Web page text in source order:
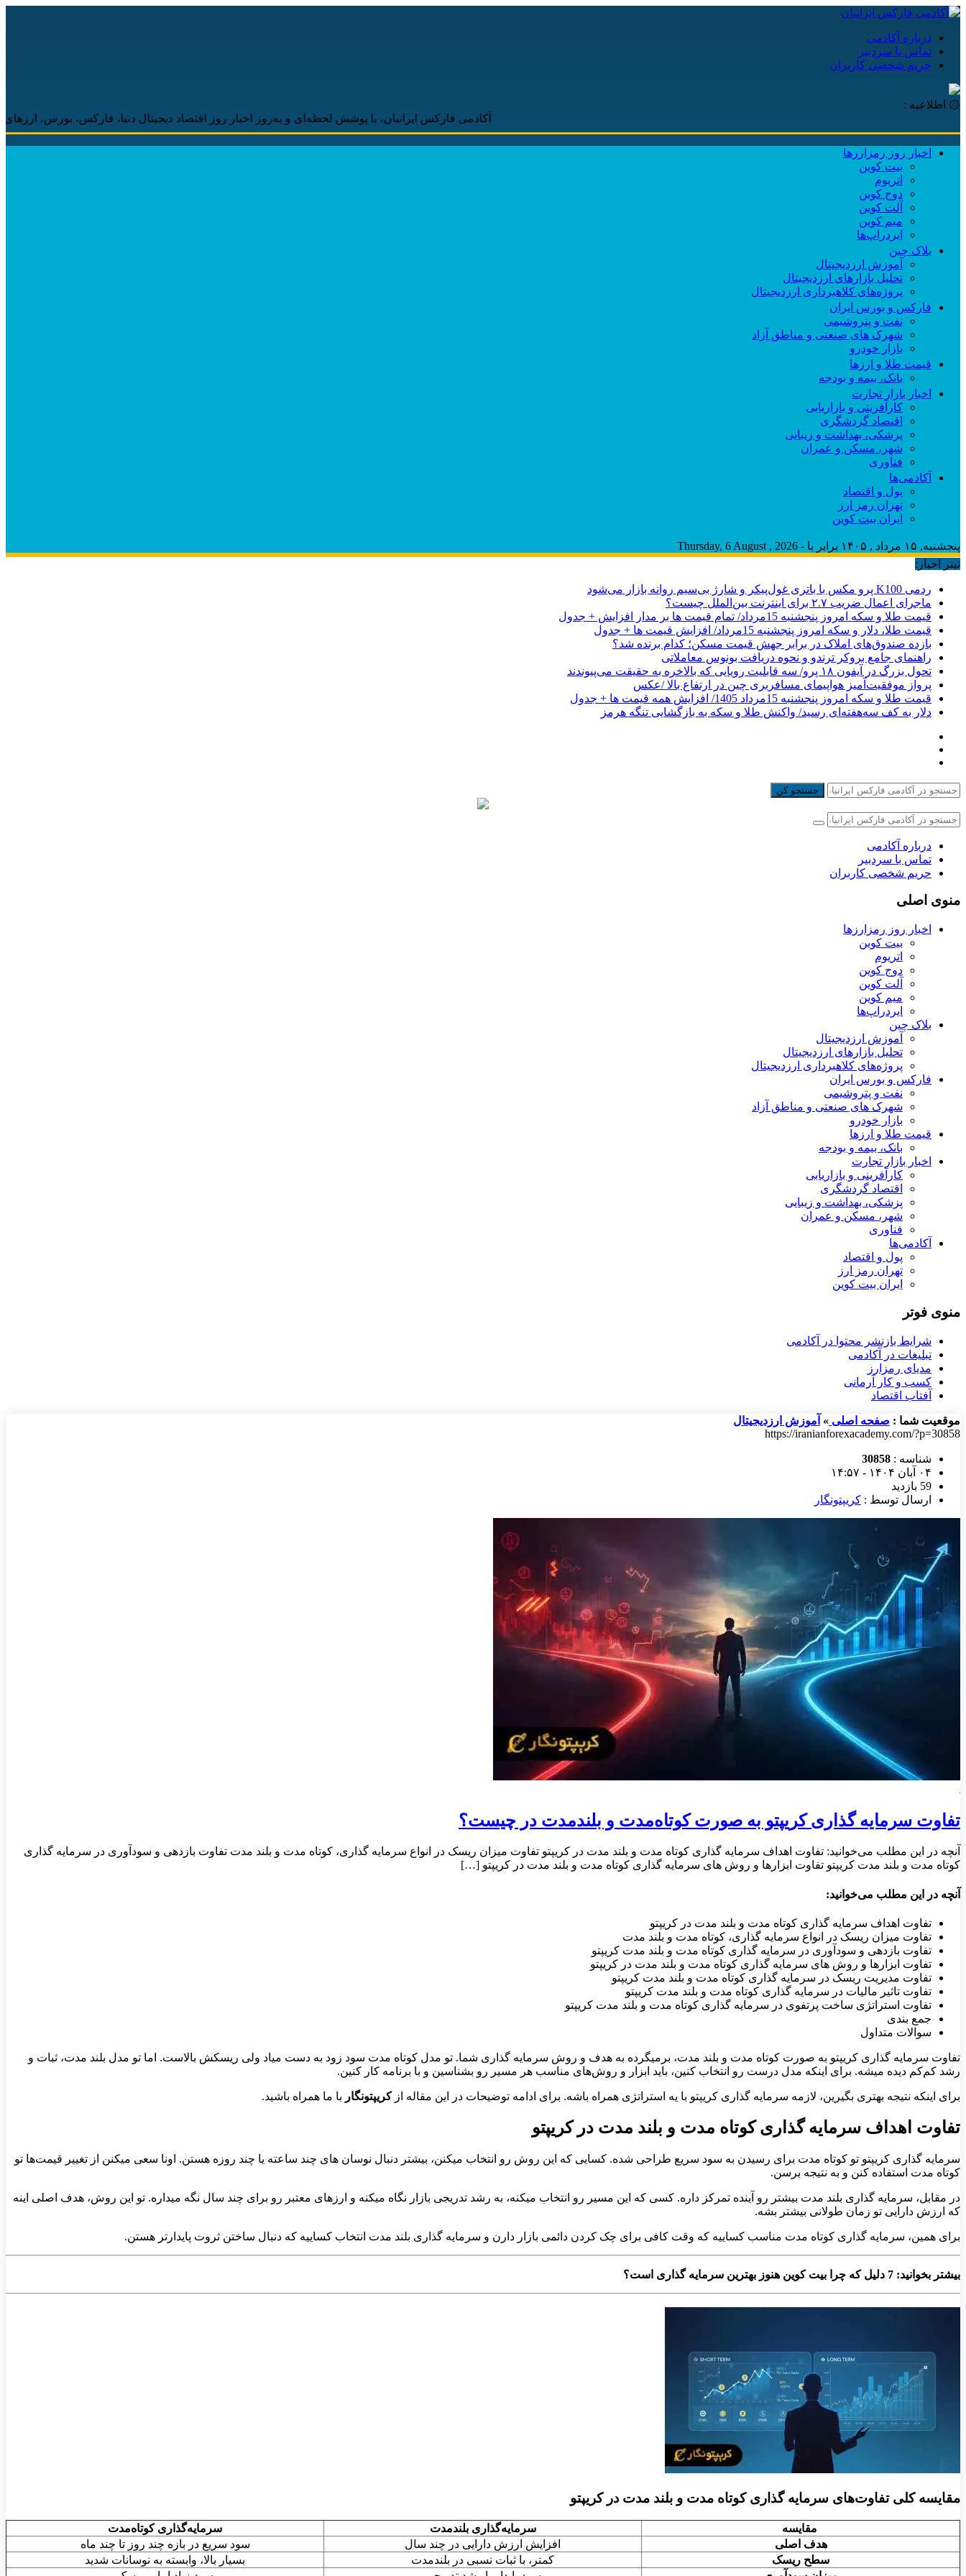
درباره آکادمی
تماس با سردبیر
حریم شخصی کاربران
۞ اطلاعیه :
آکادمی فارکس ایرانیان، با پوشش لحظه‌ای و به‌روز اخبار روز اقتصاد دیجیتال دنیا، فارکس، بورس، ارزهای دیجیتال
اخبار روز رمزارزها
بیت کوین
اتریوم
دوج کوین
آلت کوین
میم کوین‌
ایردراپ‌ها
بلاک چین
آموزش ارزدیجیتال
تحلیل بازارهای ارزدیجیتال
پروژه‌های کلاهبرداری ارزدیجیتال
فارکس و بورس ایران
نفت و پتروشیمی
شهرک های صنعتی و مناطق آزاد
بازار خودرو
قیمت طلا و ارزها
بانک، بیمه و بودجه
اخبار بازار تجارت
کارآفرینی و بازاریابی
اقتصاد گردشگری
پزشکی، بهداشت و زیبایی
شهر، مسکن و عمران
فناوری
آکادمی‌ها
پول و اقتصاد
تهران رمز ارز
ایران بیت کوین
پنجشنبه, ۱۵ مرداد , ۱۴۰۵ برابر با - Thursday, 6 August , 2026
تیتر اخبار:
ردمی K100 پرو مکس با باتری غول‌پیکر و شارژ بی‌سیم روانه بازار می‌شود
ماجرای اعمال ضریب ۲.۷ برای اینترنت بین‌الملل چیست؟
قیمت طلا و سکه امروز پنجشنبه 15مرداد/ تمام قیمت ها بر مدار افزایش + جدول
قیمت طلا، دلار و سکه امروز پنجشنبه 15مرداد/ افزایش قیمت ها + جدول
بازده صندوق‌های املاک در برابر جهش قیمت مسکن؛ کدام برنده شد؟
راهنمای جامع بروکر ترندو و نحوه دریافت بونوس معاملاتی
تحول بزرگ در آیفون ۱۸ پرو/ سه قابلیت رویایی که بالاخره به حقیقت می‌پیوندند
پرواز موفقیت‌آمیز هواپیمای مسافربری چین در ارتفاع بالا /عکس
قیمت طلا و سکه امروز پنجشنبه 15مرداد 1405/ افزایش همه قیمت ها + جدول
دلار به کف سه‌هفته‌ای رسید/ واکنش طلا و سکه به بازگشایی تنگه هرمز
جستجو کن
درباره آکادمی
تماس با سردبیر
حریم شخصی کاربران
منوی اصلی
اخبار روز رمزارزها
بیت کوین
اتریوم
دوج کوین
آلت کوین
میم کوین‌
ایردراپ‌ها
بلاک چین
آموزش ارزدیجیتال
تحلیل بازارهای ارزدیجیتال
پروژه‌های کلاهبرداری ارزدیجیتال
فارکس و بورس ایران
نفت و پتروشیمی
شهرک های صنعتی و مناطق آزاد
بازار خودرو
قیمت طلا و ارزها
بانک، بیمه و بودجه
اخبار بازار تجارت
کارآفرینی و بازاریابی
اقتصاد گردشگری
پزشکی، بهداشت و زیبایی
شهر، مسکن و عمران
فناوری
آکادمی‌ها
پول و اقتصاد
تهران رمز ارز
ایران بیت کوین
منوی فوتر
شرایط بازنشر محتوا در آکادمی
تبلیغات در آکادمی
مدیای رمزارز
کسب و کار آرمانی
آفتاب اقتصاد
موقعیت شما : صفحه اصلی » آموزش ارزدیجیتال
https://iranianforexacademy.com/?p=30858
شناسه : 30858
۰۴ آبان ۱۴۰۴ - ۱۴:۵۷
59 بازدید
ارسال توسط : کریپتونگار
تفاوت سرمایه گذاری کریپتو به صورت کوتاه‌مدت و بلندمدت در چیست؟
آنچه در این مطلب می‌خوانید: تفاوت اهداف سرمایه گذاری کوتاه مدت و بلند مدت در کریپتو تفاوت میزان ریسک در انواع سرمایه گذاری، کوتاه مدت و بلند مدت تفاوت بازدهی و سودآوری در سرمایه گذاری
کوتاه مدت و بلند مدت کریپتو تفاوت ابزارها و روش های سرمایه گذاری کوتاه مدت و بلند مدت در کریپتو […]
آنچه در این مطلب می‌خوانید:
تفاوت اهداف سرمایه گذاری کوتاه مدت و بلند مدت در کریپتو
تفاوت میزان ریسک در انواع سرمایه گذاری، کوتاه مدت و بلند مدت
تفاوت بازدهی و سودآوری در سرمایه گذاری کوتاه مدت و بلند مدت کریپتو
تفاوت ابزارها و روش های سرمایه گذاری کوتاه مدت و بلند مدت در کریپتو
تفاوت مدیریت ریسک در سرمایه گذاری کوتاه مدت و بلند مدت کریپتو
تفاوت تاثیر مالیات در سرمایه گذاری کوتاه مدت و بلند مدت کریپتو
تفاوت استراتژی ساخت پرتفوی در سرمایه گذاری کوتاه مدت و بلند مدت کریپتو
جمع بندی
سوالات متداول
تفاوت سرمایه گذاری کریپتو به صورت کوتاه مدت و بلند مدت، برمیگرده به هدف و روش سرمایه گذاری شما. تو مدل کوتاه مدت سود زود به دست میاد ولی ریسکش بالاست. اما تو مدل بلند مدت، ثبات و
رشد کم‌کم دیده میشه. برای اینکه مدل درست رو انتخاب کنین، باید ابزار و روش‌های مناسب هر مسیر رو بشناسین و با برنامه کار کنین.
برای اینکه نتیجه بهتری بگیرین، لازمه سرمایه گذاری کریپتو با یه استراتژی همراه باشه. برای ادامه توضیحات در این مقاله ازکریپتونگار با ما همراه باشید.
تفاوت اهداف سرمایه گذاری کوتاه مدت و بلند مدت در کریپتو
سرمایه گذاری کریپتو تو کوتاه مدت برای رسیدن به سود سریع طراحی شده. کسایی که این روش رو انتخاب میکنن، بیشتر دنبال نوسان های چند ساعته یا چند روزه هستن. اونا سعی میکنن از تغییر قیمت‌ها تو
کوتاه مدت استفاده کنن و به نتیجه برسن.
در مقابل، سرمایه گذاری بلند مدت بیشتر رو آینده تمرکز داره. کسی که این مسیر رو انتخاب میکنه، به رشد تدریجی بازار نگاه میکنه و ارزهای معتبر رو برای چند سال نگه میداره. تو این روش، هدف اصلی اینه
که ارزش دارایی تو زمان طولانی بیشتر بشه.
برای همین، سرمایه گذاری کوتاه مدت مناسب کساییه که وقت کافی برای چک کردن دائمی بازار دارن و سرمایه گذاری بلند مدت انتخاب کساییه که دنبال ساختن ثروت پایدارتر هستن.
بیشتر بخوانید: 7 دلیل که چرا بیت کوین هنوز بهترین سرمایه گذاری است؟
مقایسه کلی تفاوت‌های سرمایه گذاری کوتاه‌ مدت و بلند مدت در کریپتو
مقایسه سرمایه‌گذاری بلندمدت
سرمایه‌گذاری کوتاه‌مدت
هدف اصلی
افزایش ارزش دارایی در چند سال
سود سریع در بازه چند روز تا چند ماه
سطح ریسک
کمتر، با ثبات نسبی در بلندمدت
بسیار بالا، وابسته به نوسانات شدید